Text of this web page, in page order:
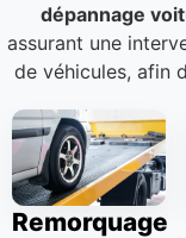
dépannage
assurant une
de véhicules, afin
Remorquage